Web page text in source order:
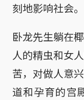
刻地影响社会。
卧龙先生躺在
人的精虫和女
苦，对做人意
道和孕育的宫